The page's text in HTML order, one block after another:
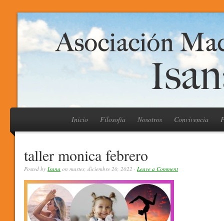
Inicio Filosofía Nosotros Convivencia
taller monica febrero
Posted by Isana on martes, diciembre 20, 2022 · Leave a Comment